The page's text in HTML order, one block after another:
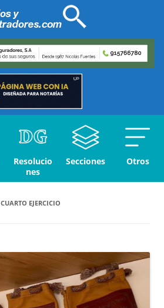
Resolucio
nes
Secciones Otros
CUARTO EJERCICIO